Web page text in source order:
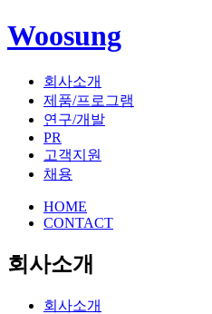
Woosung
회사소개
제품/프로그램
연구/개발
PR
고객지원
채용
HOME
CONTACT
회사소개
회사소개